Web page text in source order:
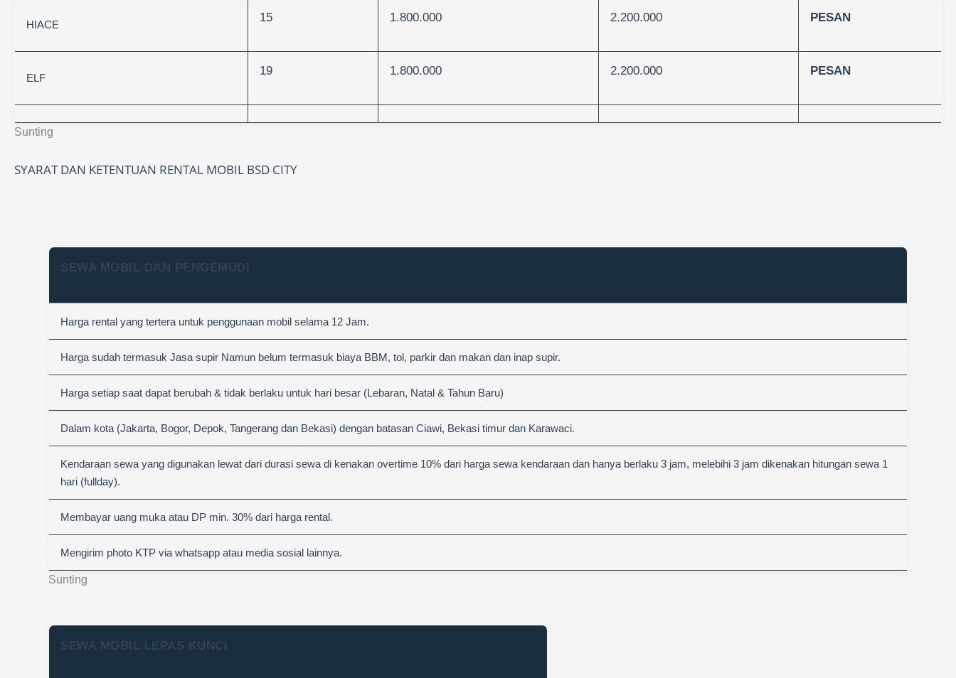
Sunting
HIACE
15 1.800.000 2.200.000 PESAN
ELF
19 1.800.000 2.200.000 PESAN
SYARAT DAN KETENTUAN RENTAL MOBIL BSD CITY
Sunting
SEWA MOBIL DAN PENGEMUDI
Harga rental yang tertera untuk penggunaan mobil selama 12 Jam.
Harga sudah termasuk Jasa supir Namun belum termasuk biaya BBM, tol, parkir dan makan dan inap supir.
Harga setiap saat dapat berubah & tidak berlaku untuk hari besar (Lebaran, Natal & Tahun Baru)
Dalam kota (Jakarta, Bogor, Depok, Tangerang dan Bekasi) dengan batasan Ciawi, Bekasi timur dan Karawaci.
Kendaraan sewa yang digunakan lewat dari durasi sewa di kenakan overtime 10% dari harga sewa kendaraan dan hanya berlaku 3 jam, melebihi 3 jam dikenakan hitungan sewa 1
hari (fullday).
Membayar uang muka atau DP min. 30% dari harga rental.
Mengirim photo KTP via whatsapp atau media sosial lainnya.
SEWA MOBIL LEPAS KUNCI